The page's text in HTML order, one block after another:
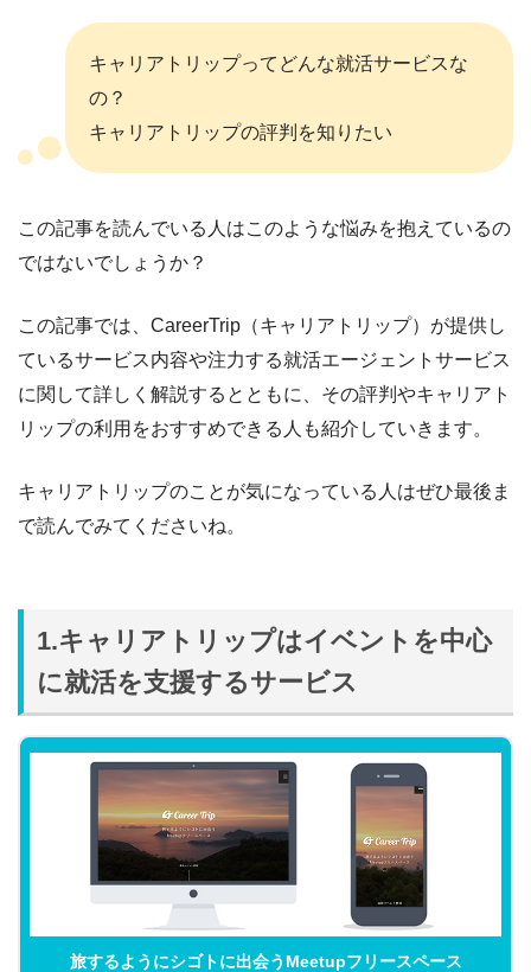
キャリアトリップってどんな就活サービスな
の？
キャリアトリップの評判を知りたい
この記事を読んでいる人はこのような悩みを抱えているの
ではないでしょうか？
この記事では、CareerTrip（キャリアトリップ）が提供し
ているサービス内容や注力する就活エージェントサービス
に関して詳しく解説するとともに、その評判やキャリアト
リップの利用をおすすめできる人も紹介していきます。
キャリアトリップのことが気になっている人はぜひ最後ま
で読んでみてくださいね。
1.キャリアトリップはイベントを中心
に就活を支援するサービス
旅するようにシゴトに出会うMeetupフリースペース